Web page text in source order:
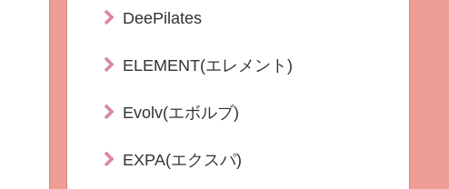
DeePilates
ELEMENT(エレメント)
Evolv(エボルブ)
EXPA(エクスパ)